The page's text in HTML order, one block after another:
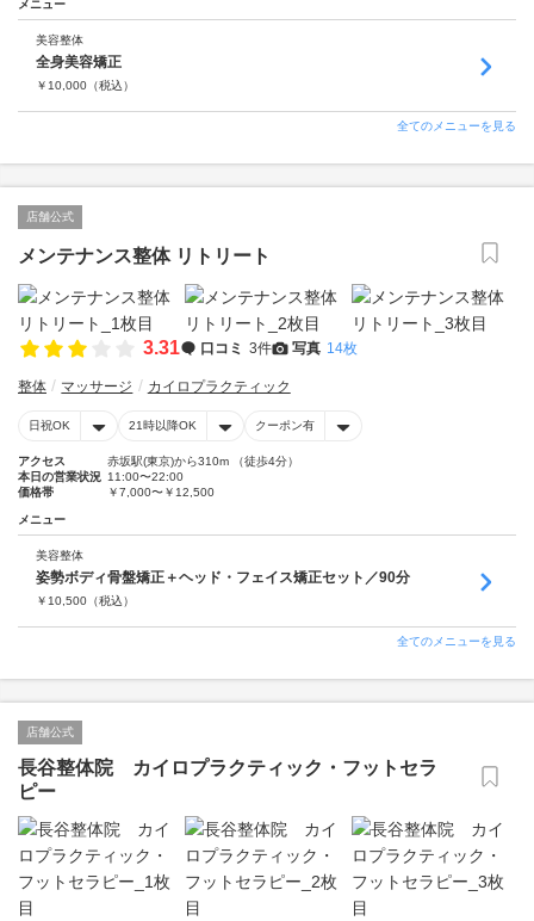
メニュー
美容整体
全身美容矯正
￥ 10,000 （税込）
全てのメニューを見る
店舗公式
メンテナンス整体 リトリート
3.31 口コミ 3件 写真 14枚
整体 マッサージ カイロプラクティック
日祝OK 21時以降OK クーポン有
アクセス
赤坂駅(東京)から310m （徒歩4分）
本日の営業状況 11:00〜22:00
価格帯
￥7,000〜￥12,500
メニュー
美容整体
姿勢ボディ骨盤矯正＋ヘッド・フェイス矯正セット／90分
￥ 10,500 （税込）
全てのメニューを見る
店舗公式
長谷整体院 カイロプラクティック・フットセラ
ピー